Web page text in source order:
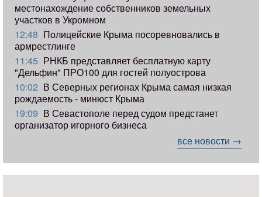
местонахождение собственников земельных
участков в Укромном
12:48 Полицейские Крыма посоревновались в
армрестлинге
11:45 РНКБ представляет бесплатную карту
"Дельфин" ПРО100 для гостей полуострова
10:02 В Северных регионах Крыма самая низкая
рождаемость - минюст Крыма
19:09 В Севастополе перед судом предстанет
организатор игорного бизнеса
все новости →